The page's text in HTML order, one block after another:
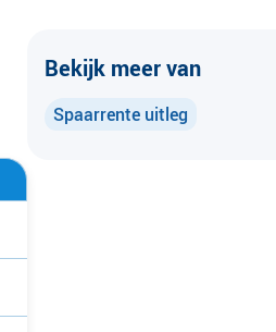
Bekijk meer van
Spaarrente uitleg